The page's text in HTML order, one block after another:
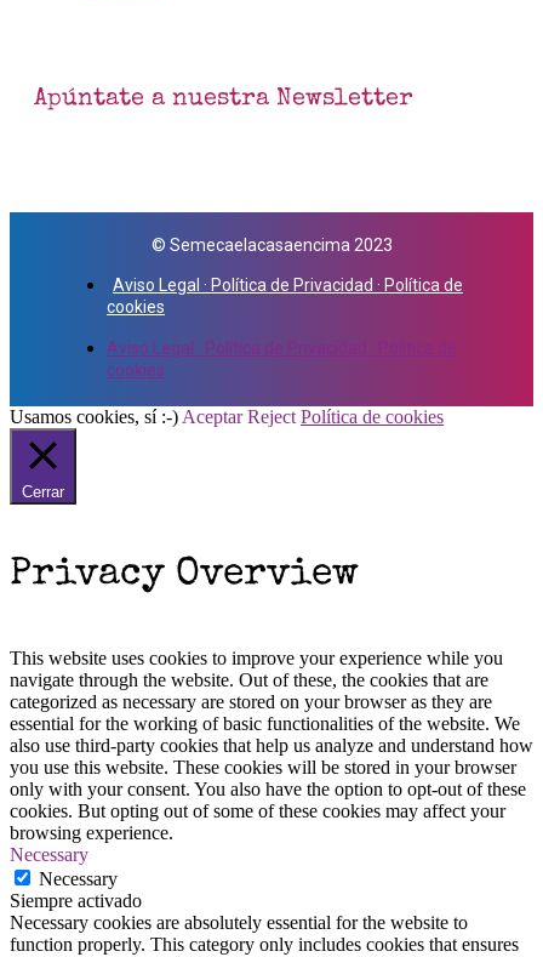
Apúntate a nuestra Newsletter
© Semecaelacasaencima 2023
Aviso Legal · Política de Privacidad · Política de
cookies
Aviso Legal · Política de Privacidad · Política de
cookies
Usamos cookies, sí :-)Aceptar Reject Política de cookies
Cerrar
Privacy Overview
This website uses cookies to improve your experience while you
navigate through the website. Out of these, the cookies that are
categorized as necessary are stored on your browser as they are
essential for the working of basic functionalities of the website. We
also use third-party cookies that help us analyze and understand how
you use this website. These cookies will be stored in your browser
only with your consent. You also have the option to opt-out of these
cookies. But opting out of some of these cookies may affect your
browsing experience.
Necessary
Necessary
Siempre activado
Necessary cookies are absolutely essential for the website to
function properly. This category only includes cookies that ensures